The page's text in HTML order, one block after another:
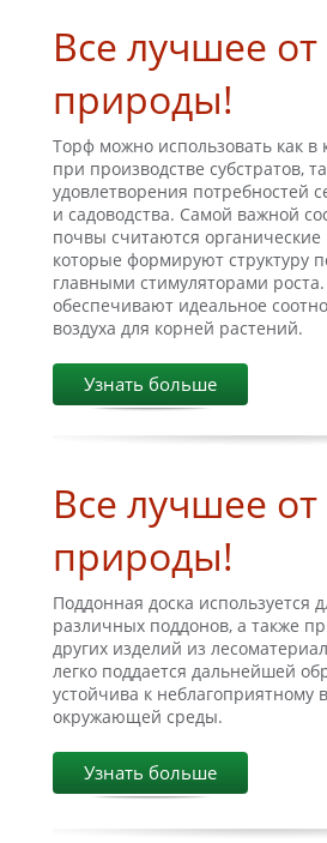
Все лучшее от
природы!
Торф можно использовать как в
при производстве субстратов,
удовлетворения потребностей
и садоводства. Самой важной
почвы считаются органические
которые формируют структуру
главными стимуляторами
обеспечивают идеальное
воздуха для корней растений.
Узнать больше
Все лучшее от
природы!
Поддонная доска используется
различных поддонов, а также
других изделий из
легко поддается дальнейшей
устойчива к неблагоприятному
окружающей среды.
Узнать больше